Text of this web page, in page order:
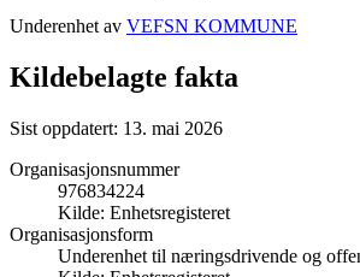
Underenhet av VEFSN KOMMUNE
Kildebelagte fakta
Sist oppdatert: 13. mai 2026
Organisasjonsnummer
976834224
Kilde: Enhetsregisteret
Organisasjonsform
Underenhet til næringsdrivende og